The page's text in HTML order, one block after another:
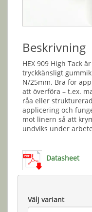
Beskrivning
HEX 909 High Tack
tryckkänsligt
N/25mm. Bra för
att överföra – t.ex.
råa eller
applicering och
mot linern så att
undviks under
Datasheet
Välj variant